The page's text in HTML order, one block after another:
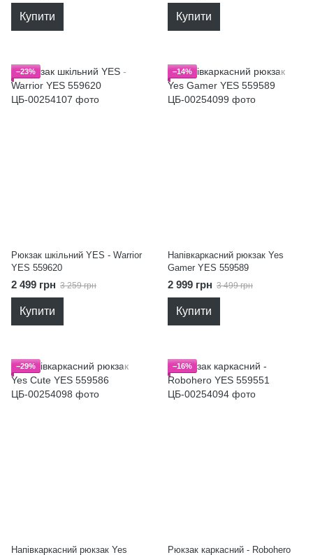
Купити Купити
−23%
Рюкзак шкільний YES - Warrior
YES 559620
2 499 грн 3 259 грн
Купити
−14%
Напівкаркасний рюкзак Yes
Gamer YES 559589
2 999 грн 3 499 грн
Купити
−29%
Напівкаркасний рюкзак Yes
−16%
Рюкзак каркасний - Robohero